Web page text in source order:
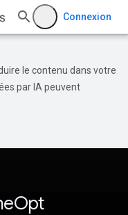
Connexion
le contenu dans votre
par IA peuvent